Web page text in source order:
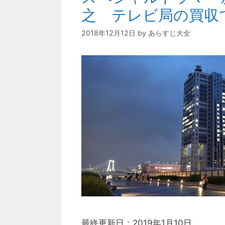
之 テレビ局の買収
2018年12月12日 by あらすじ大全